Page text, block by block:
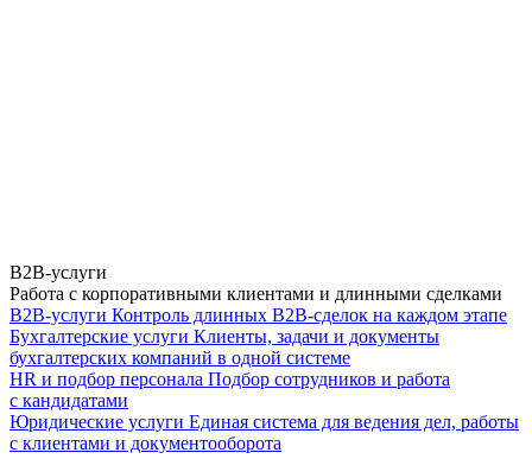
B2B-услуги
Работа с корпоративными клиентами и длинными сделками
B2B-услуги Контроль длинных B2B-сделок на каждом этапе
Бухгалтерские услуги Клиенты, задачи и документы
бухгалтерских компаний в одной системе
HR и подбор персонала Подбор сотрудников и работа
с кандидатами
Юридические услуги Единая система для ведения дел, работы
с клиентами и документооборота